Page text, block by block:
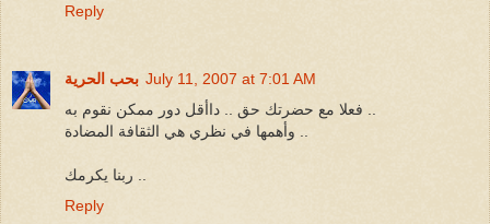
Reply
بحب الحرية July 11, 2007 at 7:01 AM
Reply